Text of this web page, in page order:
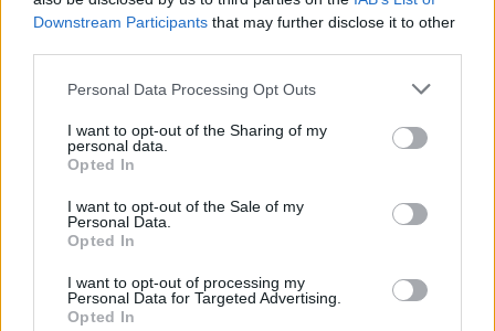
Downstream Participants that may further disclose it to other
Personal Data Processing Opt Outs
I want to opt-out of the Sharing of my
personal data.
Opted In
I want to opt-out of the Sale of my
Personal Data.
Opted In
I want to opt-out of processing my
Personal Data for Targeted Advertising.
Opted In
Σύμφωνα με τον ίδιο, η πρόοδος κατασκευής προσεγγίζει
ήδη το 70%, ενώ εξελίσσονται οι διαδικασίες για τα
κρίσιμα συστήματα αεροναυτιλίας και λειτουργίας του
Το ίδιο ζήτημα είχε αναδείξει και το χθεσινό ρεπορτάζ
του energodromio.gr, καταγράφοντας ότι το υπουργείο
Υποδομών και Μεταφορών ενέκρινε συμπληρωματικές
οποίες αφορούν τηδιαπλάτυνση των τροχοδρόμων
σύνδεσης του πολιτικού με το στρατιωτικό αεροδρόμιο